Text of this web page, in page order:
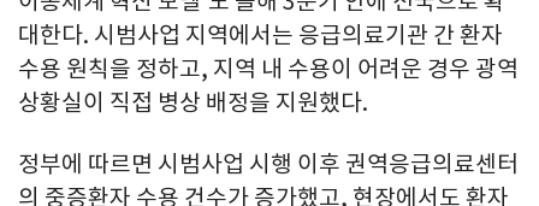
대한다. 시범사업 지역에서는 응급의료기관 간 환자
수용 원칙을 정하고, 지역 내 수용이 어려운 경우 광역
상황실이 직접 병상 배정을 지원했다.
정부에 따르면 시범사업 시행 이후 권역응급의료센터
의 중증환자 수용 건수가 증가했고, 현장에서도 환자